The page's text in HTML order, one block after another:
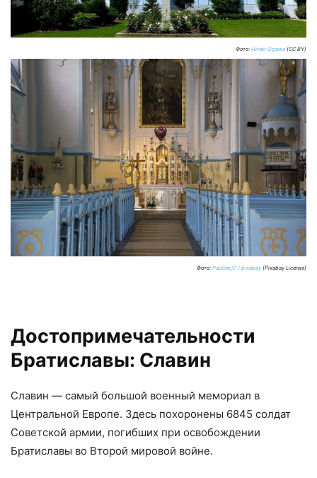
Фото: Hiroki Ogawa (CC BY)
Фото: Pauline_17 / pixabay (Pixabay License)
Достопримечательности
Братиславы: Славин
Славин — самый большой военный мемориал в
Центральной Европе. Здесь похоронены 6845 солдат
Советской армии, погибших при освобождении
Братиславы во Второй мировой войне.